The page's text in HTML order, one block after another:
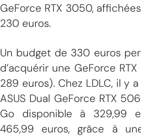
GeForce RTX 3050,
230 euros.
Un budget de 330 euros
d’acquérir une GeForce
289 euros). Chez LDLC, il y
ASUS Dual GeForce RTX
Go disponible à 329,99
465,99 euros, grâce à une